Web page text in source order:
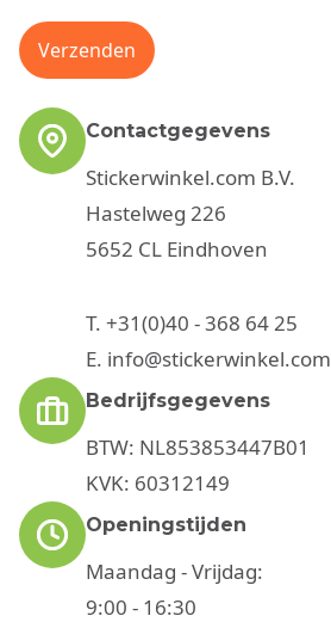
Verzenden
Contactgegevens
Stickerwinkel.com B.V.
Hastelweg 226
5652 CL Eindhoven
T. +31(0)40 - 368 64 25
E. info@stickerwinkel.com
Bedrijfsgegevens
BTW: NL853853447B01
KVK: 60312149
Openingstijden
Maandag - Vrijdag:
9:00 - 16:30